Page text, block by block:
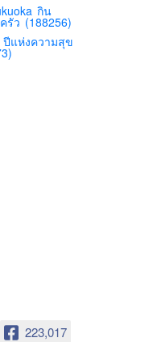
กิน
รัว (188256)
ปีแห่งความสุข
223,017